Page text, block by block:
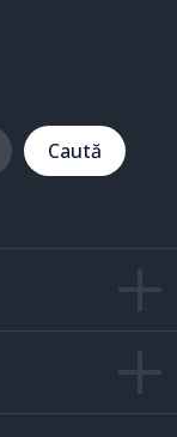
Caută